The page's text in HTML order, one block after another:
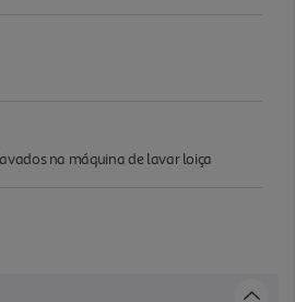
na máquina de lavar loiça